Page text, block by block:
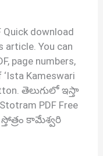
Quick download
You can
page numbers,
Kameswari
తెలుగులో ఇస్తా
PDF Free
కామేశ్వరి